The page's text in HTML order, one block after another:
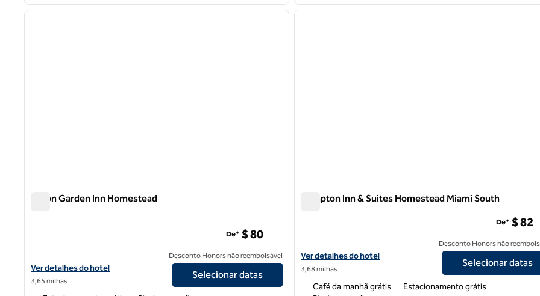
1 de 12
próxima imagem
Hilton Garden Inn Homestead
Exibir detalhes do hotel Hilton Garden Inn Homestead
Ver detalhes do hotel
3,65 milhas
De* $ 80
Desconto Honors não reembolsável
Selecionar datas
1 de 12
Hampton Inn & Suites Homestead Miami South
Exibir detalhes do hotel Hampton Inn & Suites Homestead Miami
Ver detalhes do hotel
3,68 milhas
De* $ 82
Desconto Honors não
Selecionar datas
Café da manhã grátis
Estacionamento grátis